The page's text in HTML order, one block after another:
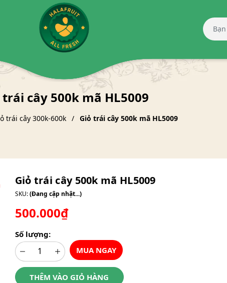
trái cây 500k mã HL5009
trái cây 300k-600k Giỏ trái cây 500k mã HL5009
Giỏ trái cây 500k mã HL5009
SKU:(Đang cập nhật...)
500.000₫
Số lượng:
MUA NGAY
THÊM VÀO GIỎ HÀNG